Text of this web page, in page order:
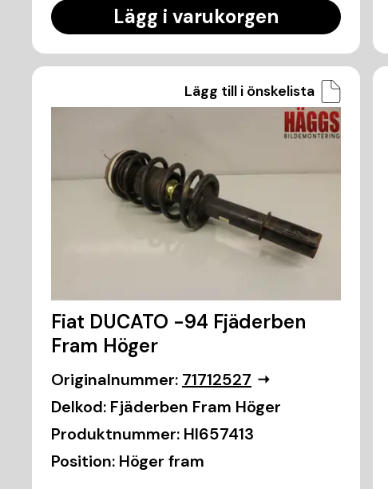
Lägg i varukorgen
Lägg till i önskelista
Fiat DUCATO -94 Fjäderben
Fram Höger
Originalnummer: 71712527
Delkod: Fjäderben Fram Höger
Produktnummer: HI657413
Position: Höger fram